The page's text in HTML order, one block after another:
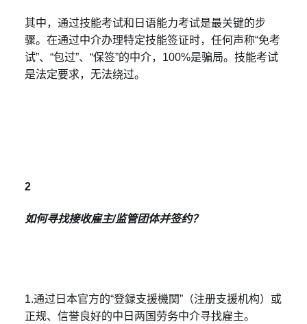
其中，通过技能考试和日语能力考试是最关键的步
骤。在通过中介办理特定技能签证时，任何声称“免考
试”、“包过”、“保签”的中介，100%是骗局。技能考试
是法定要求，无法绕过。
2
如何寻找接收雇主/监管团体并签约？
1.通过日本官方的“登録支援機関”（注册支援机构）或
正规、信誉良好的中日两国劳务中介寻找雇主。